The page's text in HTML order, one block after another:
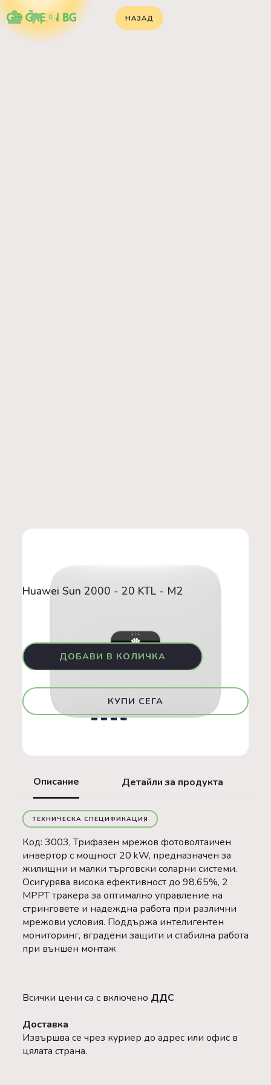
НАЗАД
0
GO GREEN
Huawei Sun 2000 - 20 KTL - M2
КУПИ СЕГА
Описание Детайли за продукта
ТЕХНИЧЕСКА СПЕЦИФИКАЦИЯ
Код: 3003, Трифазен мрежов фотоволтаичен
инвертор с мощност 20 kW, предназначен за
жилищни и малки търговски соларни системи.
Осигурява висока ефективност до 98.65%, 2
MPPT тракера за оптимално управление на
стринговете и надеждна работа при различни
мрежови условия. Поддържа интелигентен
мониторинг, вградени защити и стабилна работа
при външен монтаж
Всички цени са с включено ДДС
Доставка
Извършва се чрез куриер до адрес или офис в
цялата страна.